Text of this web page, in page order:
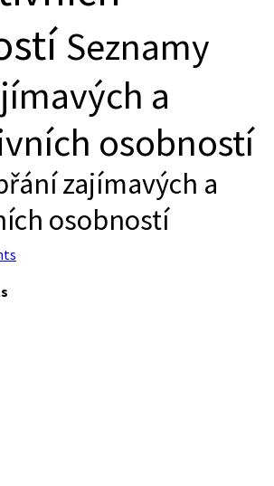
Seznamy
a
osobností
zajímavých a
osobností